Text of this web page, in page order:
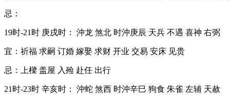
忌：
19时-21时 庚戌时： 沖龙 煞北 时沖庚辰 天兵 不遇 喜神 右弼
宜：祈福 求嗣 订婚 嫁娶 求财 开业 交易 安床 见贵
忌：上樑 盖屋 入殓 赴任 出行
21时-23时 辛亥时： 沖蛇 煞西 时沖辛巳 狗食 朱雀 左辅 天赦